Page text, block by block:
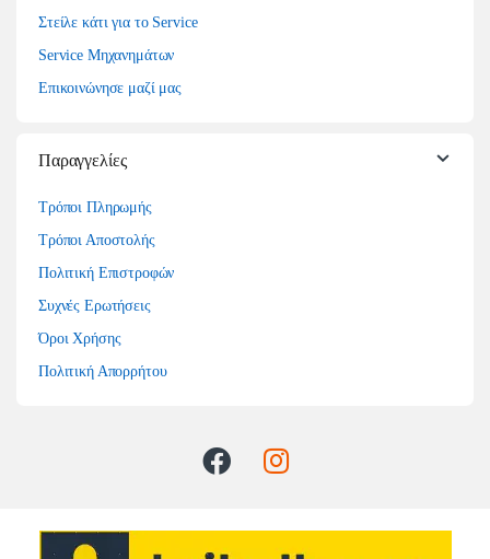
Στείλε κάτι για το Service
Service Μηχανημάτων
Επικοινώνησε μαζί μας
Παραγγελίες
Τρόποι Πληρωμής
Τρόποι Αποστολής
Πολιτική Επιστροφών
Συχνές Ερωτήσεις
Όροι Χρήσης
Πολιτική Απορρήτου